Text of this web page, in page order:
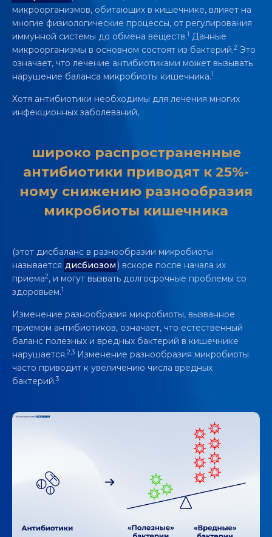
микроорганизмов, обитающих в кишечнике, влияет на
многие физиологические процессы, от регулирования
иммунной системы до обмена веществ.1 Данные
микроорганизмы в основном состоят из бактерий.2 Это
означает, что лечение антибиотиками может вызывать
нарушение баланса микробиоты кишечника.1
Хотя антибиотики необходимы для лечения многих
инфекционных заболеваний,
широко распространенные
антибиотики приводят к 25%-
ному снижению разнообразия
микробиоты кишечника
(этот дисбаланс в разнообразии микробиоты
называется дисбиозом) вскоре после начала их
приема2, и могут вызвать долгосрочные проблемы со
здоровьем.1
Изменение разнообразия микробиоты, вызванное
приемом антибиотиков, означает, что естественный
баланс полезных и вредных бактерий в кишечнике
нарушается.2,3 Изменение разнообразия микробиоты
часто приводит к увеличению числа вредных
бактерий.3